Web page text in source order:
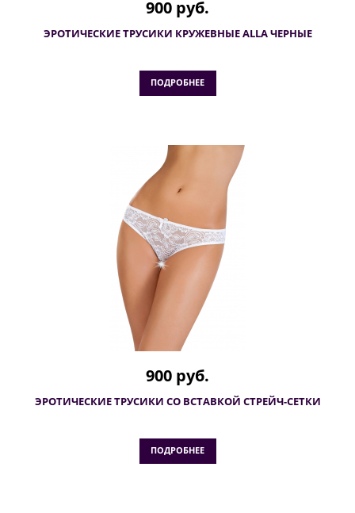
900 руб.
ЭРОТИЧЕСКИЕ ТРУСИКИ КРУЖЕВНЫЕ ALLA ЧЕРНЫЕ
ПОДРОБНЕЕ
900 руб.
ЭРОТИЧЕСКИЕ ТРУСИКИ СО ВСТАВКОЙ СТРЕЙЧ-СЕТКИ
ПОДРОБНЕЕ